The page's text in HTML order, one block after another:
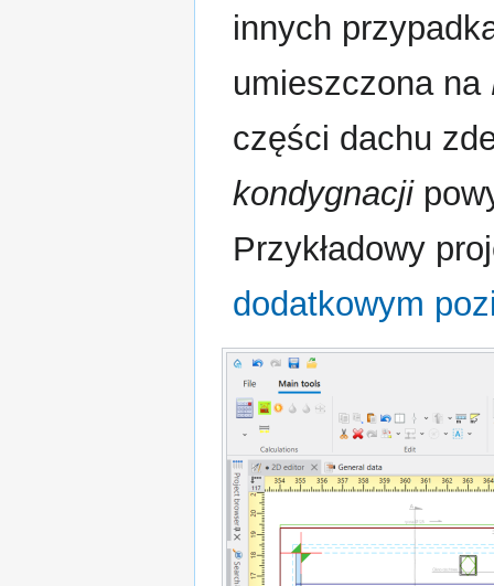
innych
umieszczona na
części dachu
kondygnacji
Przykładowy
dodatkowym